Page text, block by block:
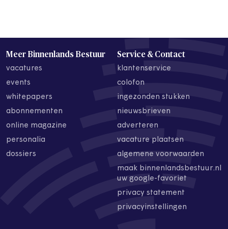
Meer Binnenlands Bestuur
vacatures
events
whitepapers
abonnementen
online magazine
personalia
dossiers
Service & Contact
klantenservice
colofon
ingezonden stukken
nieuwsbrieven
adverteren
vacature plaatsen
algemene voorwaarden
maak binnenlandsbestuur.nl
uw google-favoriet
privacy statement
privacyinstellingen